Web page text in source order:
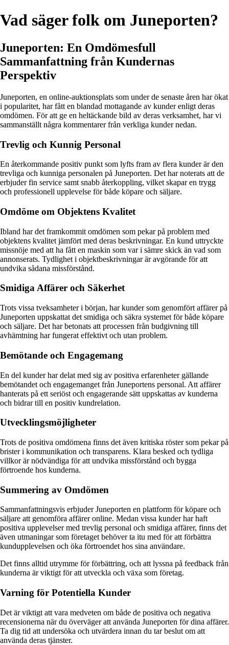
Vad säger folk om Juneporten?
Juneporten: En Omdömesfull
Sammanfattning från Kundernas
Perspektiv
Juneporten, en online-auktionsplats som under de senaste åren har ökat
i popularitet, har fått en blandad mottagande av kunder enligt deras
omdömen. För att ge en heltäckande bild av deras verksamhet, har vi
sammanställt några kommentarer från verkliga kunder nedan.
Trevlig och Kunnig Personal
En återkommande positiv punkt som lyfts fram av flera kunder är den
trevliga och kunniga personalen på Juneporten. Det har noterats att de
erbjuder fin service samt snabb återkoppling, vilket skapar en trygg
och professionell upplevelse för både köpare och säljare.
Omdöme om Objektens Kvalitet
Ibland har det framkommit omdömen som pekar på problem med
objektens kvalitet jämfört med deras beskrivningar. En kund uttryckte
missnöje med att ha fått en maskin som var i sämre skick än vad som
annonserats. Tydlighet i objektbeskrivningar är avgörande för att
undvika sådana missförstånd.
Smidiga Affärer och Säkerhet
Trots vissa tveksamheter i början, har kunder som genomfört affärer på
Juneporten uppskattat det smidiga och säkra systemet för både köpare
och säljare. Det har betonats att processen från budgivning till
avhämtning har fungerat effektivt och utan problem.
Bemötande och Engagemang
En del kunder har delat med sig av positiva erfarenheter gällande
bemötandet och engagemanget från Juneportens personal. Att affärer
hanterats på ett seriöst och engagerande sätt uppskattas av kunderna
och bidrar till en positiv kundrelation.
Utvecklingsmöjligheter
Trots de positiva omdömena finns det även kritiska röster som pekar på
brister i kommunikation och transparens. Klara besked och tydliga
villkor är nödvändiga för att undvika missförstånd och bygga
förtroende hos kunderna.
Summering av Omdömen
Sammanfattningsvis erbjuder Juneporten en plattform för köpare och
säljare att genomföra affärer online. Medan vissa kunder har haft
positiva upplevelser med trevlig personal och smidiga affärer, finns det
även utmaningar som företaget behöver ta itu med för att förbättra
kundupplevelsen och öka förtroendet hos sina användare.
Det finns alltid utrymme för förbättring, och att lyssna på feedback från
kunderna är viktigt för att utveckla och växa som företag.
Varning för Potentiella Kunder
Det är viktigt att vara medveten om både de positiva och negativa
recensionerna när du överväger att använda Juneporten för dina affärer.
Ta dig tid att undersöka och utvärdera innan du tar beslut om att
använda deras tjänster.